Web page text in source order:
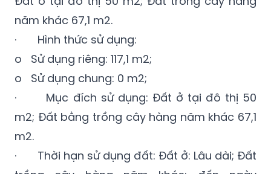
· Hình thức sử dụng:
o Sử dụng riêng: 117,1 m2;
o Sử dụng chung: 0 m2;
· Mục đích sử dụng: Đất ở tại đô thị 50
m2; Đất bằng trồng cây hàng năm khác 67,1
· Thời hạn sử dụng đất: Đất ở: Lâu dài; Đất
trồng cây hàng năm khác: đến ngày
15/10/2032.